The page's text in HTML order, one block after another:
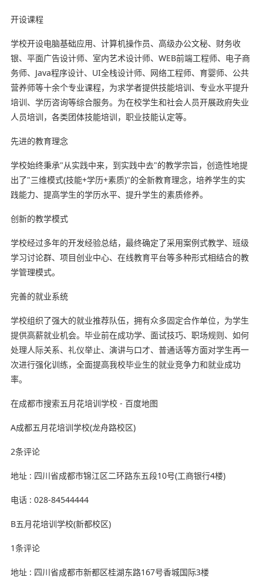
开设课程
学校开设电脑基础应用、计算机操作员、高级办公文秘、财务收
银、平面广告设计师、室内艺术设计师、WEB前端工程师、电子商
务师、Java程序设计、UI全栈设计师、网络工程师、育婴师、公共
营养师等十余个专业课程，为求学者提供技能培训、专业水平提升
培训、学历咨询等综合服务。为在校学生和社会人员开展政府失业
人员培训，各类团体技能培训，职业技能认定等。
先进的教育理念
学校始终秉承"从实践中来，到实践中去"的教学宗旨，创造性地提
出了"三维模式(技能+学历+素质)"的全新教育理念，培养学生的实
践能力、提高学生的学历水平、提升学生的素质修养。
创新的教学模式
学校经过多年的开发经验总结，最终确定了采用案例式教学、班级
学习讨论群、项目创业中心、在线教育平台等多种形式相结合的教
学管理模式。
完善的就业系统
学校组织了强大的就业推荐队伍，拥有众多固定合作单位，为学生
提供高薪就业机会。毕业前在成功学、面试技巧、职场规则、如何
处理人际关系、礼仪举止、演讲与口才、普通话等方面对学生再一
次进行强化训练，全面提高我校毕业生的就业竞争力和就业成功
率。
在成都市搜索五月花培训学校 - 百度地图
A成都五月花培训学校(龙舟路校区)
2条评论
地址 : 四川省成都市锦江区二环路东五段10号(工商银行4楼)
电话 : 028-84544444
B五月花培训学校(新都校区)
1条评论
地址 : 四川省成都市新都区桂湖东路167号香城国际3楼